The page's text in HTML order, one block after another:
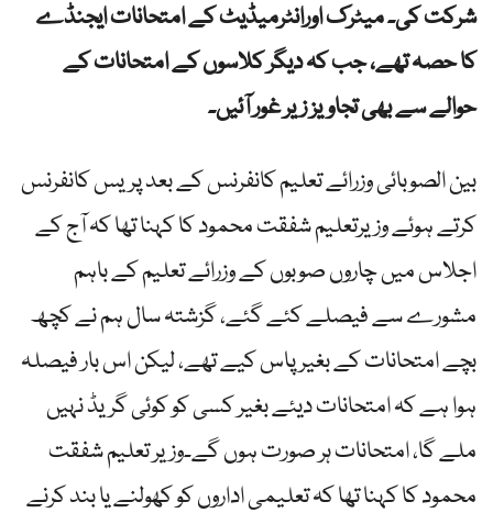
شرکت کی۔ میٹرک اورانٹرمیڈیٹ کے امتحانات ایجنڈے
کا حصہ تھے، جب کہ دیگر کلاسوں کے امتحانات کے
حوالے سے بھی تجاویز زیر غور آئیں۔
بین الصوبائی وزرائے تعلیم کانفرنس کے بعد پریس کانفرنس
کرتے ہوئے وزیرتعلیم شفقت محمود کا کہنا تھا کہ آج کے
اجلاس میں چاروں صوبوں کے وزرائے تعلیم کے باہم
مشورے سے فیصلے کئے گئے، گزشتہ سال ہم نے کچھ
بچے امتحانات کے بغیر پاس کیے تھے، لیکن اس بار فیصلہ
ہوا ہے کہ امتحانات دیئے بغیر کسی کو کوئی گریڈ نہیں
ملے گا، امتحانات ہر صورت ہوں گے۔وزیر تعلیم شفقت
محمود کا کہنا تھا کہ تعلیمی اداروں کو کھولنے یا بند کرنے